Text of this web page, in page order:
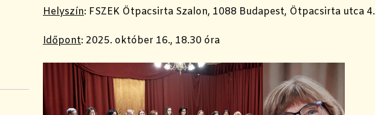
Helyszín: FSZEK Ötpacsirta Szalon, 1088 Budapest, Ötpacsirta utca 4.
Időpont: 2025. október 16., 18.30 óra